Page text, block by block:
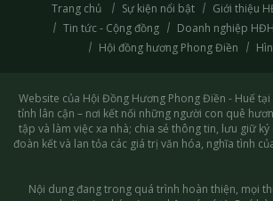
Trang chủ Sự kiện nổi bật
Giới thiệu
Tin tức - Cộng đồng
Doanh nghiệp
Hội đồng hương Phong Điền
Website của Hội Đồng Hương Phong Điền - Huế tại
tỉnh lân cận – nơi kết nối những người con quê
tập và làm việc xa nhà; chia sẻ thông tin, lưu giữ
đoàn kết và lan tỏa các giá trị văn hóa, nghĩa tình
Nội dung đang trong quá trình hoàn thiện, mọi